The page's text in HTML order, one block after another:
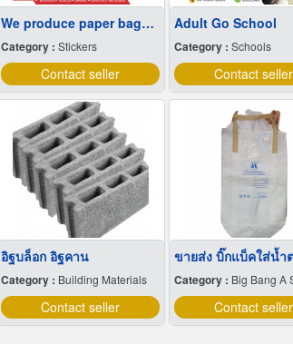
We produce paper bags at low prices.
Category : Stickers
Contact seller
Adult Go School
Category :Schools
Contact seller
อิฐบล็อก อิฐคาน
Category : Building Materials
Contact seller
Category : Big Bang A
Contact seller